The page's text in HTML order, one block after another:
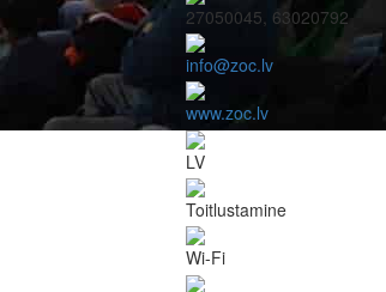
27050045, 63020792
info@zoc.lv
www.zoc.lv
LV
Toitlustamine
Wi-Fi